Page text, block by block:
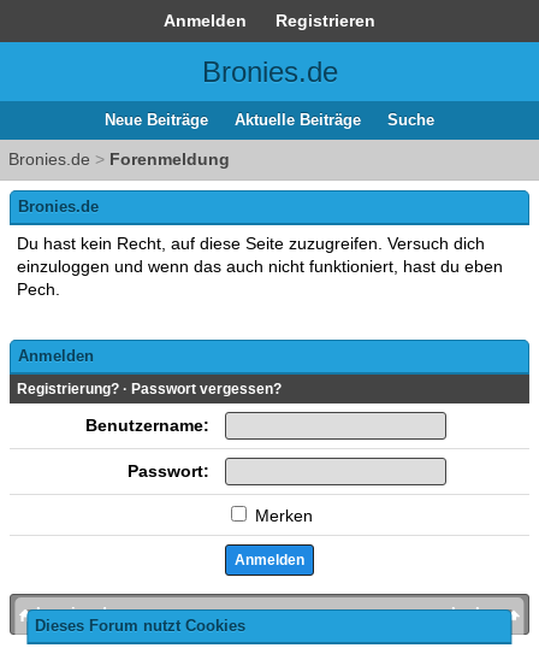
Anmelden Registrieren
Bronies.de
Neue Beiträge Aktuelle Beiträge Suche
Bronies.de > Forenmeldung
Dieses Forum nutzt Cookies
Bronies.de
Du hast kein Recht, auf diese Seite zuzugreifen. Versuch dich
einzuloggen und wenn das auch nicht funktioniert, hast du eben
Pech.
Anmelden
Registrierung? · Passwort vergessen?
Benutzername:
Passwort:
Merken
nach oben
bronies.de